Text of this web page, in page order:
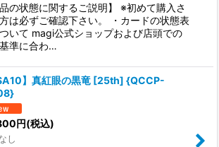
品の状態に関するご説明】 ※初めて購入さ
は必ずご確認下さい。 ・カードの状態表
いて magi公式ショップおよび店頭での
準に合わ…
】真紅眼の黒竜 [25th] {QCCP-
円(税込)
し